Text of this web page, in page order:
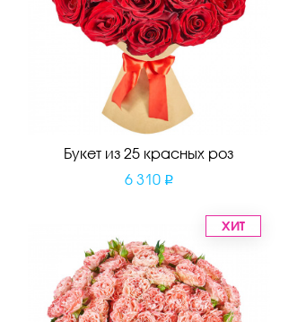
Букет из 25 красных роз
6 310
ХИТ